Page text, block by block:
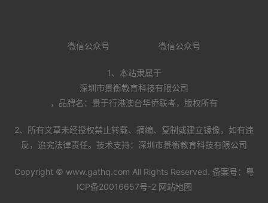
微信公众号 微信公众号
1、本站隶属于
深圳市景衡教育科技有限公司
，品牌名：景于行港澳台华侨联考，版权所有
2、所有文章未经授权禁止转载、摘编、复制或建立镜像，如有违
反，追究法律责任。技术支持：深圳市景衡教育科技有限公司
Copyright © www.gathq.com All Rights Reserved. 备案号： 粤
ICP备20016657号-2 网站地图